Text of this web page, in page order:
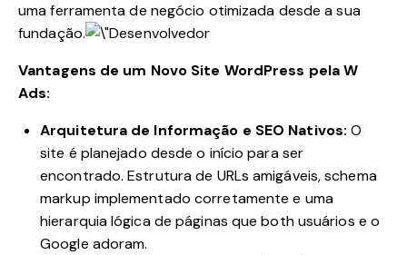
uma ferramenta de negócio otimizada desde a sua
fundação.
Vantagens de um Novo Site WordPress pela W
Ads:
Arquitetura de Informação e SEO Nativos: O
site é planejado desde o início para ser
encontrado. Estrutura de URLs amigáveis, schema
markup implementado corretamente e uma
hierarquia lógica de páginas que both usuários e o
Google adoram.